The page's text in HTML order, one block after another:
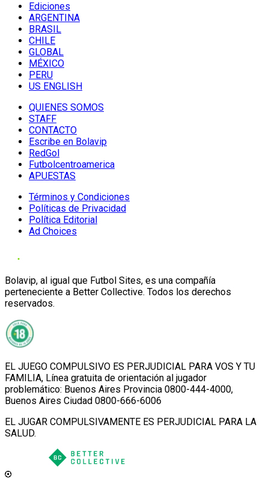
Ediciones
ARGENTINA
BRASIL
CHILE
GLOBAL
MÉXICO
PERU
US ENGLISH
QUIENES SOMOS
STAFF
CONTACTO
Escribe en Bolavip
RedGol
Futbolcentroamerica
APUESTAS
Términos y Condiciones
Políticas de Privacidad
Política Editorial
Ad Choices
Bolavip, al igual que Futbol Sites, es una compañía
perteneciente a Better Collective. Todos los derechos
reservados.
EL JUEGO COMPULSIVO ES PERJUDICIAL PARA VOS Y TU
FAMILIA, Línea gratuita de orientación al jugador
problemático: Buenos Aires Provincia 0800-444-4000,
Buenos Aires Ciudad 0800-666-6006
EL JUGAR COMPULSIVAMENTE ES PERJUDICIAL PARA LA
SALUD.